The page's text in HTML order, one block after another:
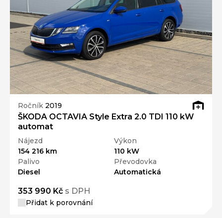
Ročník 2019
ŠKODA OCTAVIA Style Extra 2.0 TDI 110 kW
automat
Nájezd
154 216 km
Výkon
110 kW
Palivo
Diesel
Převodovka
Automatická
353 990 Kč s DPH
Přidat k porovnání